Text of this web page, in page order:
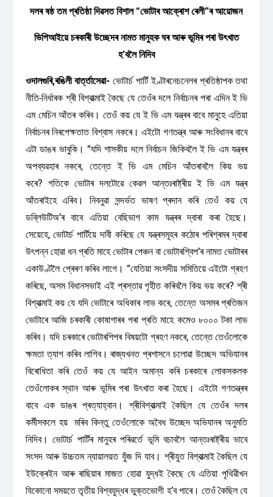
দলৰ ষষ্ঠ তম প্ৰতিষ্ঠা দিৱসত বিশাল “ভোটাৰ আক্ৰোশ ৰেলী”ৰ আয়োজন
ভিপিআইয়ে চৰকাৰী উচ্ছেদৰ নামত মানুহক ঘৰ আৰু ভূমিৰ পৰা উৎখাত
হ’বলৈ নিদিব
ওদালগুৰি,ৰঙিলী বাৰ্ত্তাসেৱা- ভোটাৰ্চ পাৰ্টি ইণ্টাৰনেচনেলৰ প্ৰতিষ্ঠাপক তথা
নীতি-নিৰ্ধাৰক শ্ৰী বিশ্বাত্মাই কৈছে যে তেওঁৰ দলে নিৰ্বাচনৰ পৰা এদিন ই ভি
এম মেচিন আঁতৰ কৰিব। তেওঁ কয় যে ই ভি এম যন্ত্ৰৰ বাবে মানুহে এতিয়া
নিৰ্বাচনৰ নিৰপেক্ষতাত বিশ্বাস নকৰে। এইটো গণতন্ত্ৰ আৰু সংবিধানৰ বাবে
এটা ডাঙৰ ভাবুকি। “যদি শাসকীয় দলে নিৰ্বাচন জিকিবলৈ ই ভি এম যন্ত্ৰৰ
অপব্যৱহাৰ নকৰে, তেন্তে ই ভি এম মেচিন আঁতৰাবলৈ কিয় ভয়
কৰে? গতিকে ভোটাৰ দলটোৱে কেৱল আন্তঃৰাষ্ট্ৰীয় ই ভি এম যন্ত্ৰ
আঁতৰাইহে এৰিব। নিবনুৱা সন্দৰ্ভত ভাষণ প্ৰদান কৰি তেওঁ কয় যে
ডব্লিউটিঅ’ৰ বাবে এতিয়া বেছিভাগ কাম যন্ত্ৰৰ দ্বাৰা কৰা হৈছে।
সেয়েহে, ভোটাৰ্চ পাৰ্টিয়ে দাবী কৰিছে যে যন্ত্ৰসমূহৰ কঠোৰ পৰিশ্ৰমৰ দ্বাৰা
উৎপন্ন হোৱা ধন প্ৰতি মাহে ভোটাৰ পেঞ্চন বা ভোটাৰশ্বিপ’ৰ নামত ভোটাৰৰ
একাউণ্টলৈ প্ৰেৰণ কৰিব লাগে। “যেতিয়া সংসদীয় সমিতিয়ে এইটো গ্ৰহণ
কৰিছে, অসম বিধানসভাই এই প্ৰস্তাৱ গৃহীত কৰিবলৈ কিয় ভয় কৰে? শ্ৰী
বিশ্বাত্মাই কয় যে যদি ভোটাৰে অধিকাৰ লাভ কৰে, তেন্তে অসমৰ প্ৰতিজন
ভোটাৰে আজি চৰকাৰী কোষাগাৰৰ পৰা প্ৰতি মাহে কমেও ৮০০০ টকা লাভ
কৰিব। যদি চৰকাৰে ভোটাৰশিপৰ বিষয়টো গ্ৰহণ নকৰে, তেন্তে তেওঁলোকে
ক্ষমতা ত্যাগ কৰিব লাগিব। ৰাজ্যখনত প্ৰশাসনে চলোৱা উচ্ছেদ অভিযানৰ
বিৰোধিতা কৰি তেওঁ কয় যে আইন অমান্য কৰি চৰকাৰে লোকসকলক
তেওঁলোকৰ স্থান আৰু ভূমিৰ পৰা উৎখাত কৰা হৈছে। এইটো গণতন্ত্ৰৰ
বাবে এক ডাঙৰ প্ৰত্যাহ্বান। শ্ৰীবিশ্বাত্মাই কৈছিল যে তেওঁৰ দলৰ
কৰ্মীসকলে হয় মৰিব কিন্তু তেওঁলোকে অবৈধ উচ্ছেদ অভিযানৰ অনুমতি
নিদিব। ভোটাৰ্চ পাৰ্টিৰ মানুহৰ পৰিৱৰ্তে ভূমি বচাবলৈ আন্তঃৰাষ্ট্ৰীয় ভাবে
সংসদ আৰু উচ্চতম ন্যায়ালয়ত যুঁজ দি যাব। শ্ৰীযুত বিশ্বাত্মাই কৈছিল যে
ইউক্ৰেইন আৰু ৰাছিয়াৰ মাজত হোৱা যুদ্ধই কৈছে যে এতিয়া পৃথিৱীখন
যিকোনো সময়তে তৃতীয় বিশ্বযুদ্ধৰ ভুক্তভোগী হ’ব পাৰে। তেওঁ কৈছিল যে